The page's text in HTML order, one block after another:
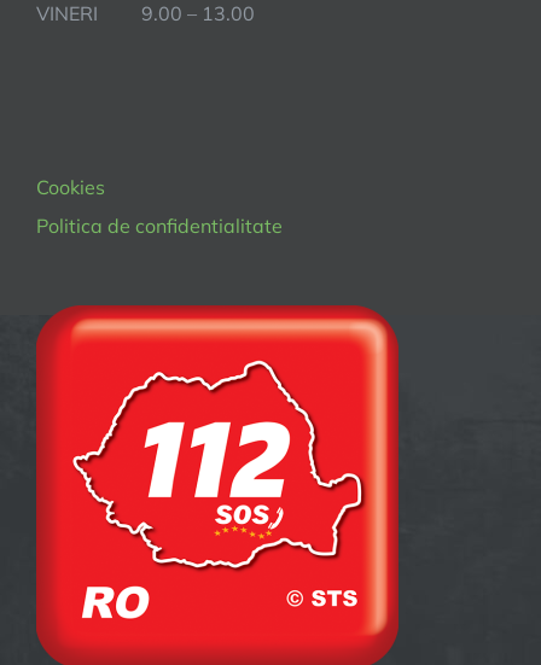
VINERI 9.00 – 13.00
Cookies
Politica de confidentialitate